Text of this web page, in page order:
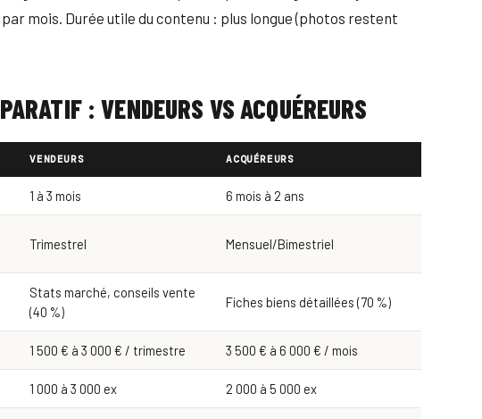
par mois. Durée utile du contenu : plus longue (photos restent
: VENDEURS VS ACQUÉREURS
VENDEURS ACQUÉREURS
1 à 3 mois 6 mois à 2 ans
Trimestrel Mensuel/Bimestriel
Stats marché, conseils vente
(40 %)
Fiches biens détaillées (70 %)
1 500 € à 3 000 € / trimestre 3 500 € à 6 000 € / mois
1 000 à 3 000 ex 2 000 à 5 000 ex